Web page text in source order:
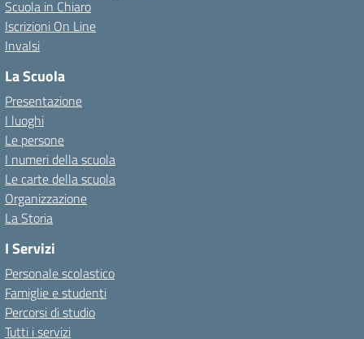
Scuola in Chiaro
Iscrizioni On Line
Invalsi
La Scuola
Presentazione
I luoghi
Le persone
I numeri della scuola
Le carte della scuola
Organizzazione
La Storia
I Servizi
Personale scolastico
Famiglie e studenti
Percorsi di studio
Tutti i servizi